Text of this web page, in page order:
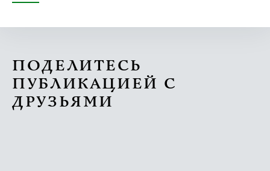
ПОДЕЛИТЕСЬ
ПУБЛИКАЦИЕЙ С
ДРУЗЬЯМИ